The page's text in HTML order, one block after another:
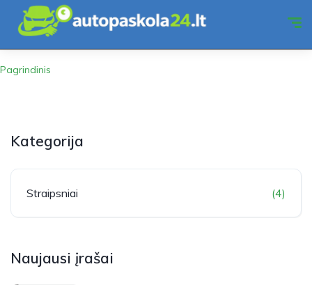
Pagrindinis
Kategorija
Straipsniai (4)
Naujausi įrašai